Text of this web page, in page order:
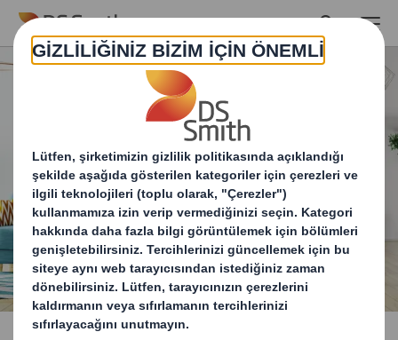
Skip to main content